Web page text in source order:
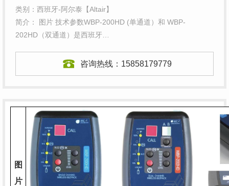
类别：西班牙-阿尔泰【Altair】
简介： 图片 技术参数WBP-200HD (单通道）和 WBP-
202HD（双通道）是西班牙…
咨询热线： 15858179779
图
片